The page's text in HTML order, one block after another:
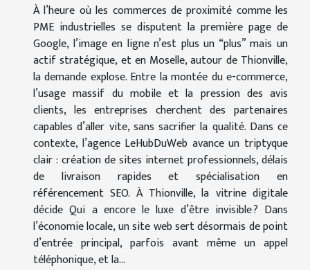
À l’heure où les commerces de proximité comme les
PME industrielles se disputent la première page de
Google, l’image en ligne n’est plus un “plus” mais un
actif stratégique, et en Moselle, autour de Thionville,
la demande explose. Entre la montée du e-commerce,
l’usage massif du mobile et la pression des avis
clients, les entreprises cherchent des partenaires
capables d’aller vite, sans sacrifier la qualité. Dans ce
contexte, l’agence LeHubDuWeb avance un triptyque
clair : création de sites internet professionnels, délais
de livraison rapides et spécialisation en
référencement SEO. À Thionville, la vitrine digitale
décide Qui a encore le luxe d’être invisible ? Dans
l’économie locale, un site web sert désormais de point
d’entrée principal, parfois avant même un appel
téléphonique, et la...